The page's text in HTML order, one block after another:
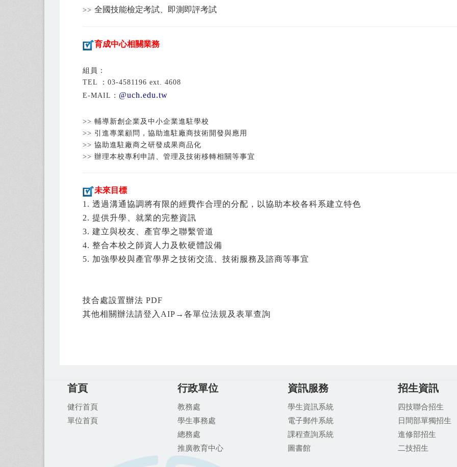
>> 全國技能檢定考試、即測即評考試
育成中心相關業務
組員：
TEL ：03-4581196 ext. 4608
E-MAIL： @uch.edu.tw
>> 輔導新創企業及中小企業進駐學校
>> 引進專業顧問，協助進駐廠商技術開發與應用
>> 協助進駐廠商之研發成果商品化
>> 辦理本校專利申請、管理及技術移轉相關等事宜
未來目標
1. 透過溝通協調將有限的經費作合理的分配，以協助本校各科系建立特色
2. 提供升學、就業的完整資訊
3. 建立與校友、產官學之聯繫管道
4. 整合本校之師資人力及軟硬體設備
5. 加強學校與產官學界之技術交流、技術服務及諮商等事宜
技合處設置辦法 PDF
其他相關辦法請登入AIP→各單位法規及表單查詢
首頁
健行首頁
單位首頁
行政單位
教務處
學生事務處
總務處
推廣教育中心
資訊服務
學生資訊系統
電子郵件系統
課程查詢系統
圖書館
招生資訊
四技聯合招生
日間部單獨招生
進修部招生
二技招生